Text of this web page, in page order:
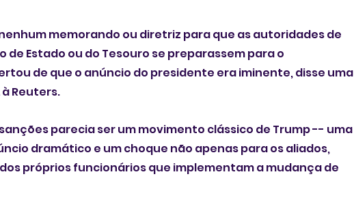
memorando ou diretriz para que as autoridades de
Estado ou do Tesouro se preparassem para o
de que o anúncio do presidente era iminente, disse uma
Reuters.
parecia ser um movimento clássico de Trump -- uma
dramático e um choque não apenas para os aliados,
próprios funcionários que implementam a mudança de